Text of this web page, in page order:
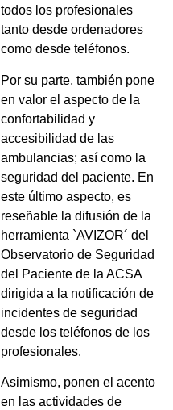
todos los profesionales
tanto desde ordenadores
como desde teléfonos.
Por su parte, también pone
en valor el aspecto de la
confortabilidad y
accesibilidad de las
ambulancias; así como la
seguridad del paciente. En
este último aspecto, es
reseñable la difusión de la
herramienta `AVIZOR´ del
Observatorio de Seguridad
del Paciente de la ACSA
dirigida a la notificación de
incidentes de seguridad
desde los teléfonos de los
profesionales.
Asimismo, ponen el acento
en las actividades de